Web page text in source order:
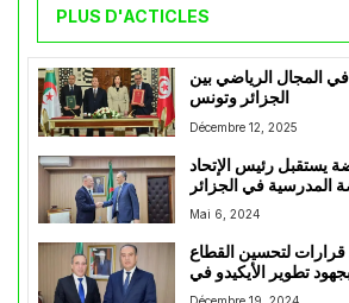
PLUS D'ACTICLES
في المجال الرياضي بين
الجزائر وتونس
Décembre 12, 2025
يستقبل رئيس الإتحاد
المدرسية في الجزائر
Mai 6, 2024
قرارات لتحسين القطاع
تطوير الأيكيدو في
الجزائر